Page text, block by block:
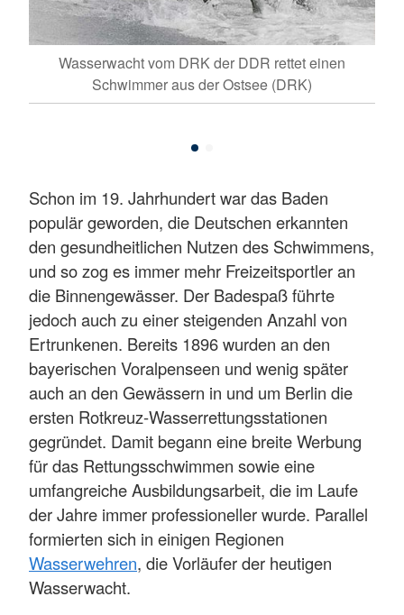
Wasserwacht vom DRK der DDR rettet einen
Schwimmer aus der Ostsee (DRK)
Schon im 19. Jahrhundert war das Baden
populär geworden, die Deutschen erkannten
den gesundheitlichen Nutzen des Schwimmens,
und so zog es immer mehr Freizeitsportler an
die Binnengewässer. Der Badespaß führte
jedoch auch zu einer steigenden Anzahl von
Ertrunkenen. Bereits 1896 wurden an den
bayerischen Voralpenseen und wenig später
auch an den Gewässern in und um Berlin die
ersten Rotkreuz-Wasserrettungsstationen
gegründet. Damit begann eine breite Werbung
für das Rettungsschwimmen sowie eine
umfangreiche Ausbildungsarbeit, die im Laufe
der Jahre immer professioneller wurde. Parallel
formierten sich in einigen Regionen
Wasserwehren, die Vorläufer der heutigen
Wasserwacht.